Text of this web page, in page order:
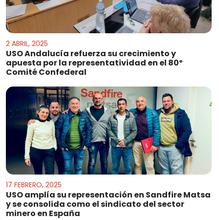
2 ABRIL, 2025
USO Andalucía refuerza su crecimiento y
apuesta por la representatividad en el 80º
Comité Confederal
17 FEBRERO, 2025
USO amplía su representación en Sandfire Matsa
y se consolida como el sindicato del sector
minero en España